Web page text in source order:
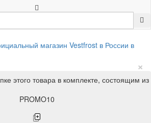
×
этого товара в комплекте, состоящим
PROMO10